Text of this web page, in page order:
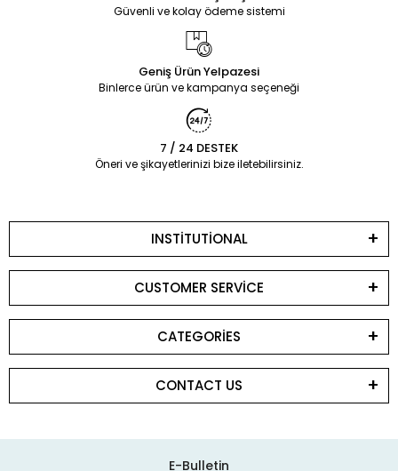
Güvenli ve kolay ödeme sistemi
Geniş Ürün Yelpazesi
Binlerce ürün ve kampanya seçeneği
7 / 24 DESTEK
Öneri ve şikayetlerinizi bize iletebilirsiniz.
INSTİTUTİONAL
CUSTOMER SERVİCE
CATEGORİES
CONTACT US
E-Bulletin